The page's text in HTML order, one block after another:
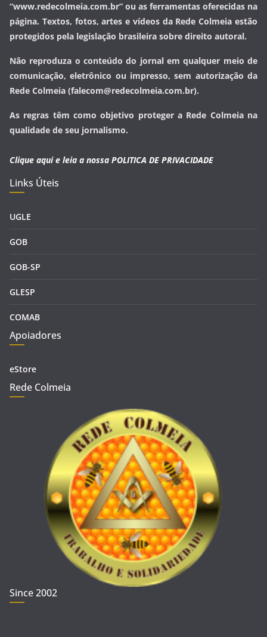
“www.redecolmeia.com.br” ou as ferramentas oferecidas na
página. Textos, fotos, artes e vídeos da Rede Colmeia estão
protegidos pela legislação brasileira sobre direito autoral.
Não reproduza o conteúdo do jornal em qualquer meio de
comunicação, eletrônico ou impresso, sem autorização da
Rede Colmeia (falecom@redecolmeia.com.br).
As regras têm como objetivo proteger a Rede Colmeia na
qualidade de seu jornalismo.
Clique aqui e leia a nossa POLITICA DE PRIVACIDADE
Links Úteis
UGLE
GOB
GOB-SP
GLESP
COMAB
Apoiadores
eStore
Rede Colmeia
Since 2002